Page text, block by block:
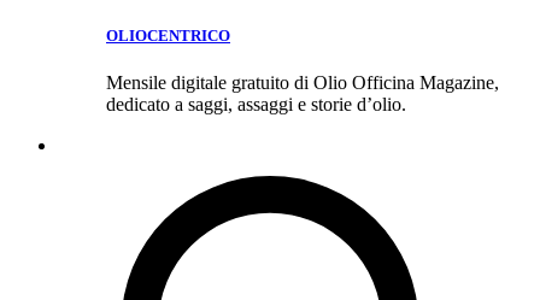
OLIOCENTRICO
Mensile digitale gratuito di Olio Officina Magazine,
dedicato a saggi, assaggi e storie d’olio.